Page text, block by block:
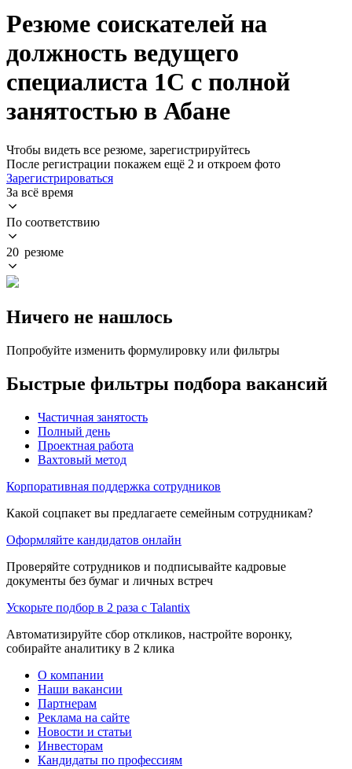
Резюме соискателей на
должность ведущего
специалиста 1С с полной
занятостью в Абане
Чтобы видеть все резюме, зарегистрируйтесь
После регистрации покажем ещё 2 и откроем фото
Зарегистрироваться
За всё время
По соответствию
20 резюме
Ничего не нашлось
Попробуйте изменить формулировку или фильтры
Быстрые фильтры подбора вакансий
Частичная занятость
Полный день
Проектная работа
Вахтовый метод
Корпоративная поддержка сотрудников
Какой соцпакет вы предлагаете семейным сотрудникам?
Оформляйте кандидатов онлайн
Проверяйте сотрудников и подписывайте кадровые
документы без бумаг и личных встреч
Ускорьте подбор в 2 раза с Talantix
Автоматизируйте сбор откликов, настройте воронку,
собирайте аналитику в 2 клика
О компании
Наши вакансии
Партнерам
Реклама на сайте
Новости и статьи
Инвесторам
Кандидаты по профессиям